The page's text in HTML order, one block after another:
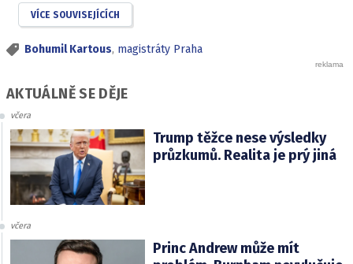
VÍCE SOUVISEJÍCÍCH
Bohumil Kartous, magistráty Praha
AKTUÁLNĚ SE DĚJE
včera
Trump těžce nese výsledky
průzkumů. Realita je prý jiná
včera
Princ Andrew může mít